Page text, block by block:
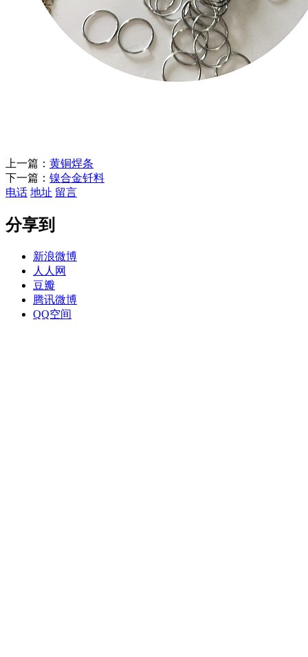
上一篇： 黄铜焊条
下一篇： 镍合金钎料
电话 地址 留言
分享到
新浪微博
人人网
豆瓣
腾讯微博
QQ空间